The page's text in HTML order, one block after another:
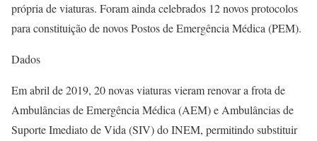
própria de viaturas. Foram ainda celebrados 12 novos protocolos
para constituição de novos Postos de Emergência Médica (PEM).
Dados
Em abril de 2019, 20 novas viaturas vieram renovar a frota de
Ambulâncias de Emergência Médica (AEM) e Ambulâncias de
Suporte Imediato de Vida (SIV) do INEM, permitindo substituir